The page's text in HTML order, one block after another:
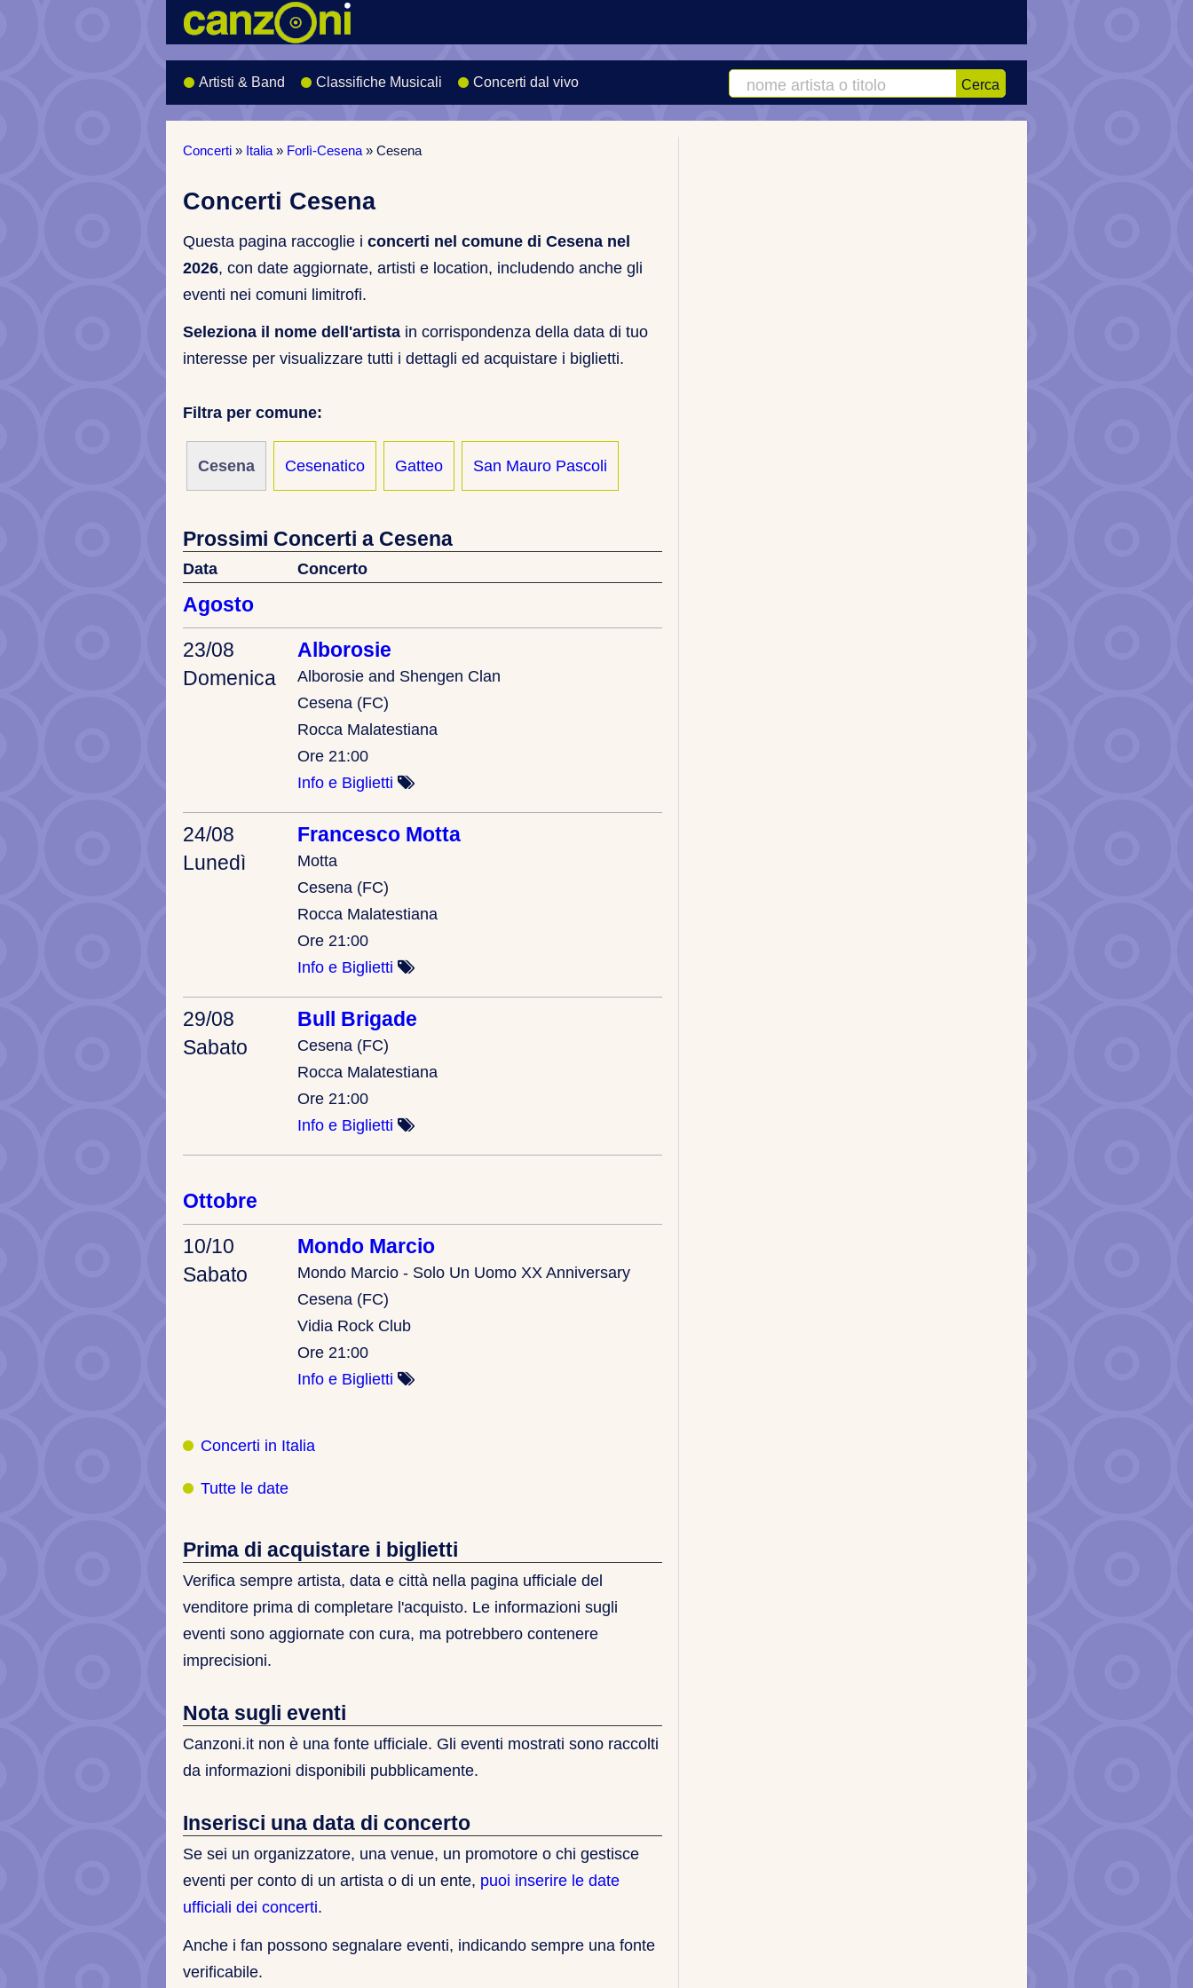
Artisti & Band Classifiche Musicali Concerti dal vivo
Cerca
Cerca
Concerti » Italia » Forlì-Cesena »Cesena
Concerti Cesena
Questa pagina raccoglie iconcerti nel comune di Cesena nel
2026, con date aggiornate, artisti e location, includendo anche gli
eventi nei comuni limitrofi.
Seleziona il nome dell'artista in corrispondenza della data di tuo
interesse per visualizzare tutti i dettagli ed acquistare i biglietti.
Filtra per comune:
Cesena Cesenatico Gatteo San Mauro Pascoli
Prossimi Concerti a Cesena
Data Concerto
Agosto
23/08
Domenica
Alborosie
Alborosie and Shengen Clan
Cesena (FC)
Rocca Malatestiana
Ore 21:00
Info e Biglietti
24/08
Lunedì
Francesco Motta
Motta
Cesena (FC)
Rocca Malatestiana
Ore 21:00
Info e Biglietti
29/08
Sabato
Bull Brigade
Cesena (FC)
Rocca Malatestiana
Ore 21:00
Info e Biglietti
Ottobre
10/10
Sabato
Mondo Marcio
Mondo Marcio - Solo Un Uomo XX Anniversary
Cesena (FC)
Vidia Rock Club
Ore 21:00
Info e Biglietti
Concerti in Italia
Tutte le date
Prima di acquistare i biglietti
Verifica sempre artista, data e città nella pagina ufficiale del
venditore prima di completare l'acquisto. Le informazioni sugli
eventi sono aggiornate con cura, ma potrebbero contenere
imprecisioni.
Nota sugli eventi
Canzoni.it non è una fonte ufficiale. Gli eventi mostrati sono raccolti
da informazioni disponibili pubblicamente.
Inserisci una data di concerto
Se sei un organizzatore, una venue, un promotore o chi gestisce
eventi per conto di un artista o di un ente, puoi inserire le date
ufficiali dei concerti.
Anche i fan possono segnalare eventi, indicando sempre una fonte
verificabile.